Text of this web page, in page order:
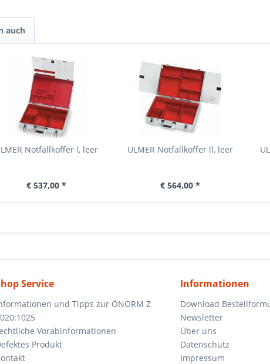
auch
Notfallkoffer l, leer
€ 537,00 *
ULMER Notfallkoffer ll, leer
€ 564,00 *
Service
und Tipps zur ÖNORM Z
Vorabinformationen
Produkt
Informationen
Download
Newsletter
Über uns
Datenschutz
Impressum